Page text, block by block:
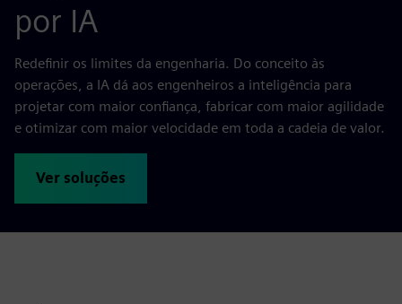
por IA
Redefinir os limites da engenharia. Do conceito às
operações, a IA dá aos engenheiros a inteligência para
projetar com maior confiança, fabricar com maior agilidade
e otimizar com maior velocidade em toda a cadeia de valor.
Ver soluções